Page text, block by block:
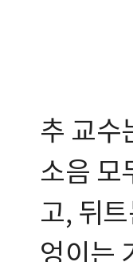
추 교수
소음 모
고, 뒤
엉이는